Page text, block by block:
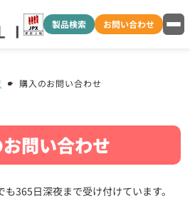
製品検索 お問い合わせ
購入のお問い合わせ
問い合わせ
も365日深夜まで受け付けています。